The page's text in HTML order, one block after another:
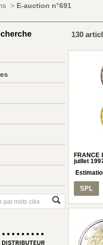
> E-auction n°691
130
FRANCE
juillet
SPL